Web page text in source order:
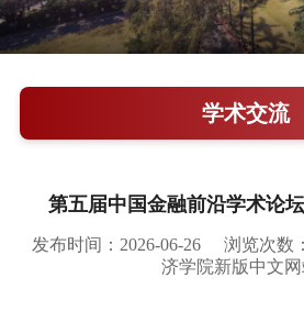
师资队伍
科学研究
教学培养
学院党建
人才引进
学术交流
第五届中国金融前沿学术论
发布时间：2026-06-26 浏览次数：
济学院新版中文